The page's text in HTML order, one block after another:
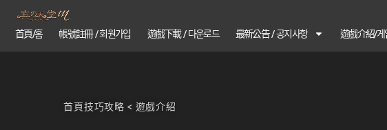
首頁/홈 帳號註冊 / 회원가입 遊戲下載 / 다운로드 最新公告 / 공지사항 遊戲介紹/게
首頁技巧攻略 < 遊戲介紹